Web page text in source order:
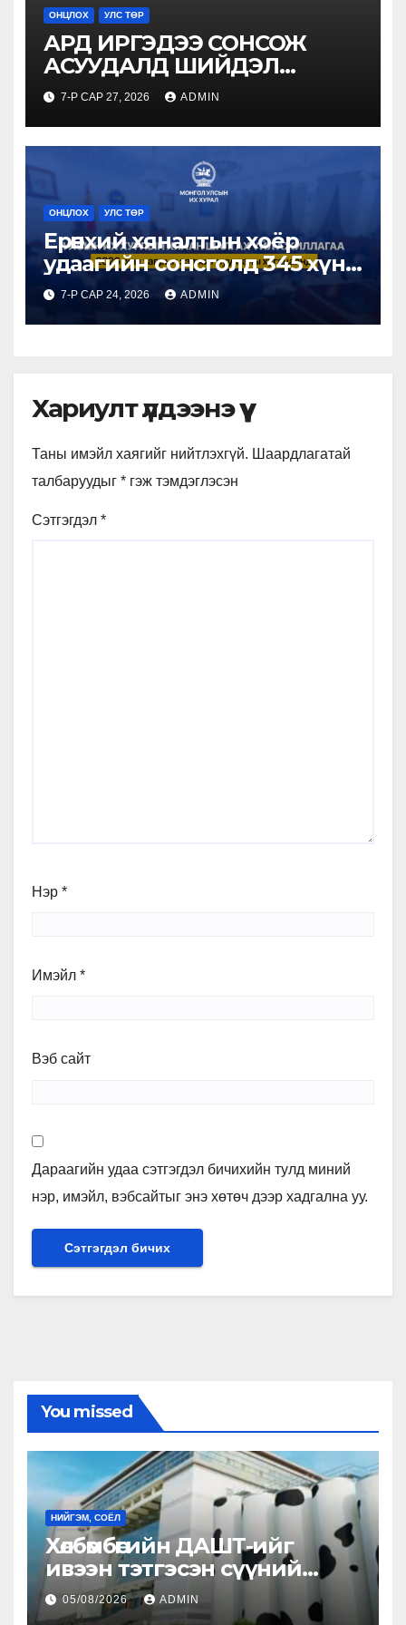
ОНЦЛОХ УЛС ТӨР
АРД ИРГЭДЭЭ СОНСОЖ
АСУУДАЛД ШИЙДЭЛ
ГАРГАНА
7-Р САР 27, 2026 ADMIN
ОНЦЛОХ УЛС ТӨР
Ерөнхий хяналтын хоёр
удаагийн сонсголд 345 хүн
оролцжээ
7-Р САР 24, 2026 ADMIN
Хариулт үлдээнэ үү
Таны имэйл хаягийг нийтлэхгүй. Шаардлагатай
талбаруудыг * гэж тэмдэглэсэн
Сэтгэгдэл *
Нэр *
Имэйл *
Вэб сайт
Дараагийн удаа сэтгэгдэл бичихийн тулд миний
нэр, имэйл, вэбсайтыг энэ хөтөч дээр хадгална уу.
You missed
НИЙГЭМ, СОЁЛ
Хөлбөмбөгийн ДАШТ-ийг
ивээн тэтгэсэн сүүний
үйлдвэр
05/08/2026 ADMIN